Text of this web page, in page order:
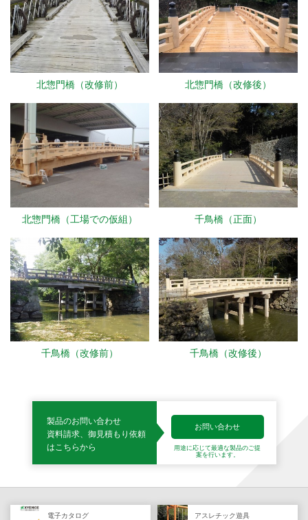
北惣門橋（改修前） 北惣門橋（改修後）
北惣門橋（工場での仮組） 千鳥橋（正面）
千鳥橋（改修前） 千鳥橋（改修後）
製品のお問い合わせ
資料請求、御見積もり依頼
はこちらから
お問い合わせ
用途に応じて最適な製品のご提
案を行います。
電子カタログ アスレチック遊具